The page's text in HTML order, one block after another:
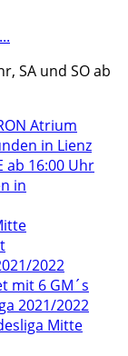
SA und SO ab
Atrium
in Lienz
ab 16:00 Uhr
in
2022
mit 6 GM´s
2021/2022
Mitte